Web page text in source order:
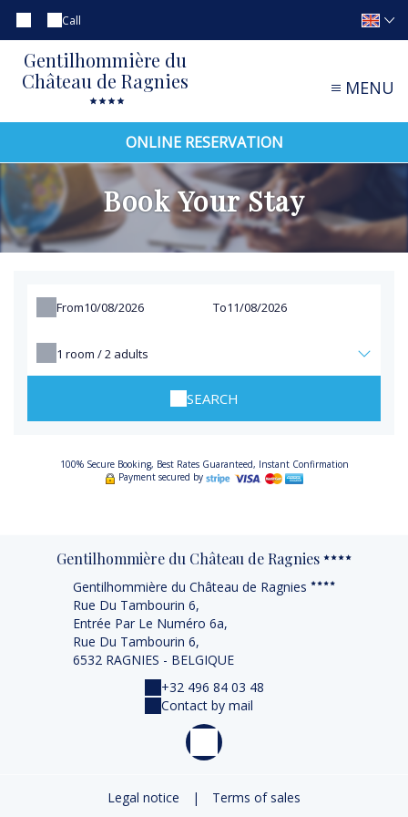
Call
Gentilhommière du
Château de Ragnies
MENU
ONLINE RESERVATION
Book Your Stay
From To
1 room /2 adults
SEARCH
100% Secure Booking, Best Rates Guaranteed, Instant Confirmation
Payment secured by
Gentilhommière du Château de Ragnies
Gentilhommière du Château de Ragnies
Rue Du Tambourin 6,
Entrée Par Le Numéro 6a,
Rue Du Tambourin 6,
6532 RAGNIES - BELGIQUE
+32 496 84 03 48
Contact by mail
Legal notice | Terms of sales